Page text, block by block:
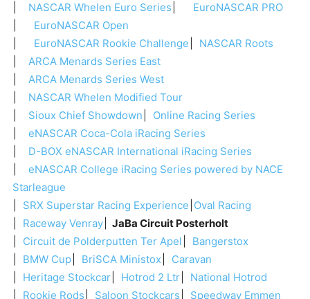
NASCAR Whelen Euro Series
EuroNASCAR PRO
EuroNASCAR Open
EuroNASCAR Rookie Challenge
NASCAR Roots
ARCA Menards Series East
ARCA Menards Series West
NASCAR Whelen Modified Tour
Sioux Chief Showdown
Online Racing Series
eNASCAR Coca-Cola iRacing Series
D-BOX eNASCAR International iRacing Series
eNASCAR College iRacing Series powered by NACE
Starleague
SRX Superstar Racing Experience Oval Racing
Raceway Venray
JaBa Circuit Posterholt
Circuit de Polderputten Ter Apel
Bangerstox
BMW Cup
BriSCA Ministox
Caravan
Heritage Stockcar
Hotrod 2 Ltr
National Hotrod
Rookie Rods
Saloon Stockcars
Speedway Emmen